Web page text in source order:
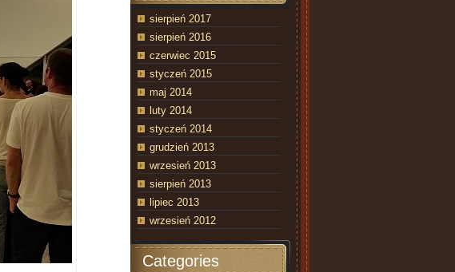
sierpień 2017
sierpień 2016
czerwiec 2015
styczeń 2015
maj 2014
luty 2014
styczeń 2014
grudzień 2013
wrzesień 2013
sierpień 2013
lipiec 2013
wrzesień 2012
Categories